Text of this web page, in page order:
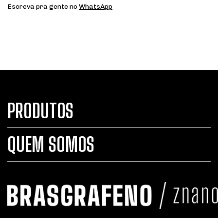
Escreva pra gente noWhatsApp
PRODUTOS
QUEM SOMOS